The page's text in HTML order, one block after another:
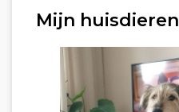
Mijn huisdieren